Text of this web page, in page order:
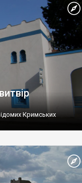
Кримських